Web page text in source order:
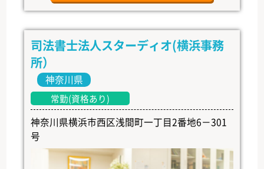
司法書士法人スターディオ(横浜事務
所）
神奈川県
常勤(資格あり)
神奈川県横浜市西区浅間町一丁目2番地6－301
号